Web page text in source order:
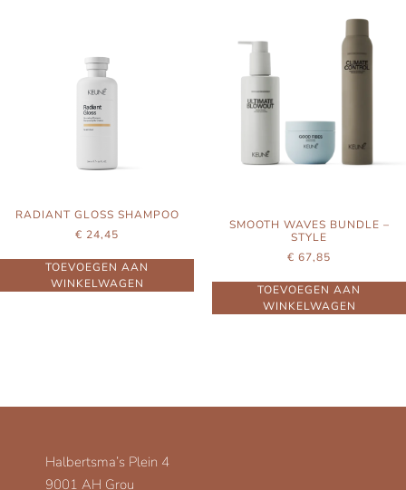
RADIANT GLOSS SHAMPOO
€ 24,45
TOEVOEGEN AAN
WINKELWAGEN
SMOOTH WAVES BUNDLE –
STYLE
€ 67,85
TOEVOEGEN AAN
WINKELWAGEN
Halbertsma’s Plein 4
9001 AH Grou